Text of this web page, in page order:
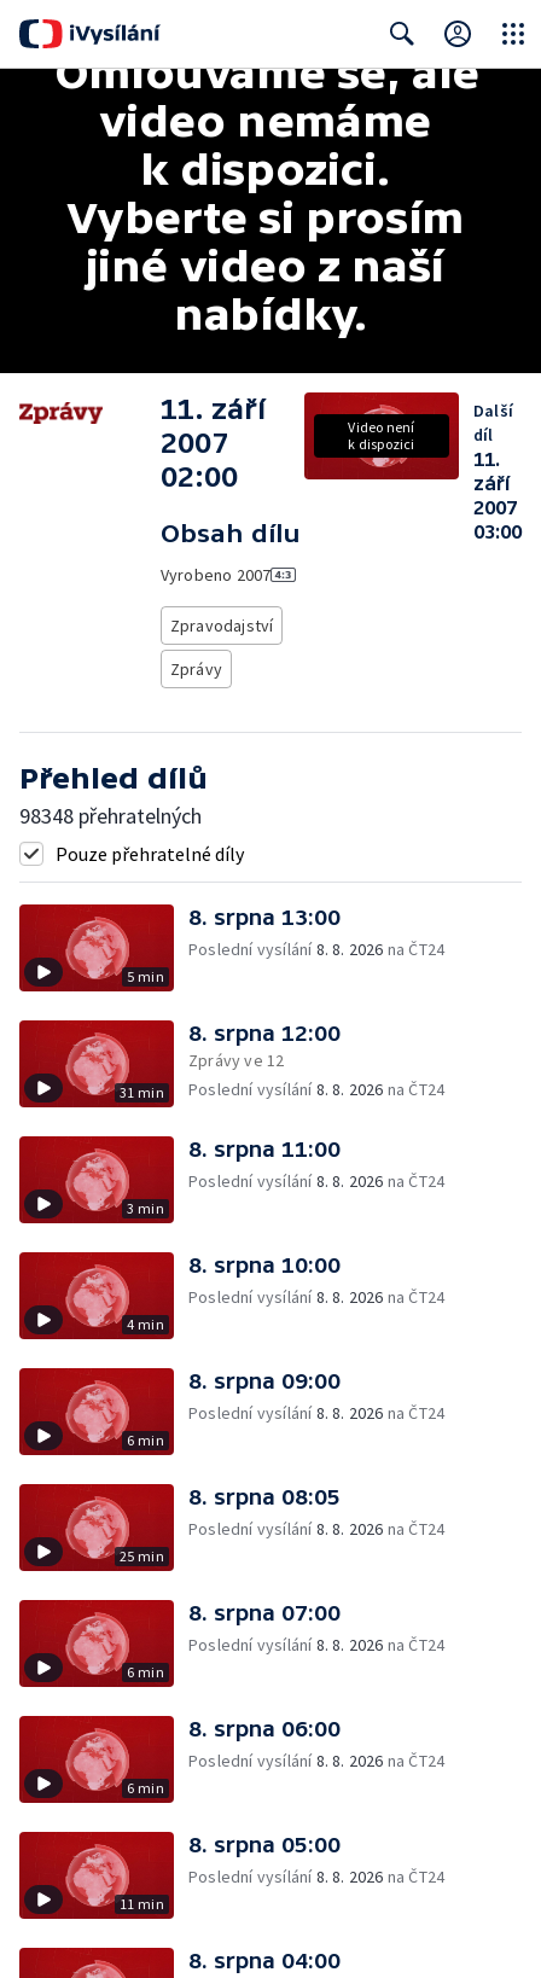
Search
Omlouváme se, ale
video nemáme
k dispozici.
Vyberte si prosím
jiné video z naší
nabídky.
11. září
2007
02:00
Obsah dílu
Vyrobeno 2007
Zpravodajství
Zprávy
Video není
k dispozici
Další
díl
11.
září
2007
03:00
Přehled dílů
98348 přehratelných
Pouze přehratelné díly
5 min
8. srpna 13:00
Poslední vysílání8. 8. 2026 na ČT24
31 min
8. srpna 12:00
Zprávy ve 12
Poslední vysílání8. 8. 2026 na ČT24
3 min
8. srpna 11:00
Poslední vysílání8. 8. 2026 na ČT24
4 min
8. srpna 10:00
Poslední vysílání8. 8. 2026 na ČT24
6 min
8. srpna 09:00
Poslední vysílání8. 8. 2026 na ČT24
25 min
8. srpna 08:05
Poslední vysílání8. 8. 2026 na ČT24
6 min
8. srpna 07:00
Poslední vysílání8. 8. 2026 na ČT24
6 min
8. srpna 06:00
Poslední vysílání8. 8. 2026 na ČT24
11 min
8. srpna 05:00
Poslední vysílání8. 8. 2026 na ČT24
8. srpna 04:00